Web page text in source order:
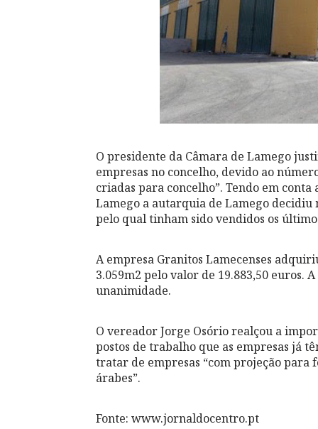
O presidente da Câmara de Lamego
empresas no concelho, devido ao
criadas para concelho”. Tendo em
Lamego a autarquia de Lamego
pelo qual tinham sido vendidos os
A empresa Granitos Lamecenses
3.059m2 pelo valor de 19.883,50 euros.
unanimidade.
O vereador Jorge Osório realçou a
postos de trabalho que as empresas já
tratar de empresas “com projeção para
árabes”.
Fonte: www.jornaldocentro.pt